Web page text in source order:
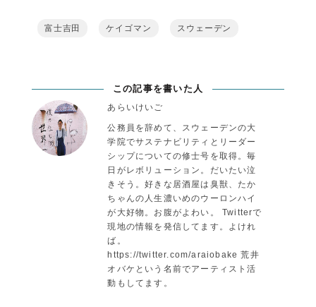
富士吉田 ケイゴマン スウェーデン
この記事を書いた人
あらいけいご
公務員を辞めて、スウェーデンの大
学院でサステナビリティとリーダー
シップについての修士号を取得。毎
日がレボリューション。だいたい泣
きそう。好きな居酒屋は臭獣、たか
ちゃんの人生濃いめのウーロンハイ
が大好物。お腹がよわい。 Twitterで
現地の情報を発信してます。よけれ
ば。
https://twitter.com/araiobake 荒井
オバケという名前でアーティスト活
動もしてます。